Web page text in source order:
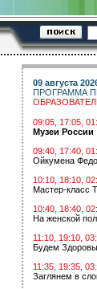
09 августа
ПРОГРАММА
09:05, 17:05,
Музеи России
09:40, 17:40,
Ойкумена
10:10, 18:10,
Мастер-класс
10:40, 18:40,
На женской
11:10, 19:10,
Будем
11:35, 19:35,
Заглянем в